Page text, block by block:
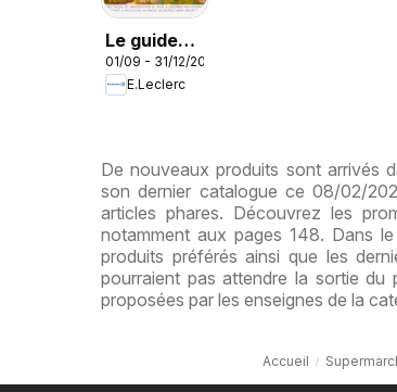
Le guide
des vins
01/09 - 31/12/2026
E.Leclerc
De nouveaux produits sont arrivés
son dernier catalogue ce 08/02/
articles phares. Découvrez les
notamment aux pages 148. Dans
produits préférés ainsi que les
pourraient pas attendre la sortie
proposées par les enseignes de la
Accueil